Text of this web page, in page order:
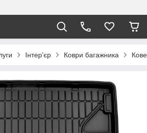
Інтер'єр Коври багажника